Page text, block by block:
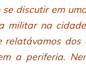
discutir em
militar na
relatávamos
a periferia.